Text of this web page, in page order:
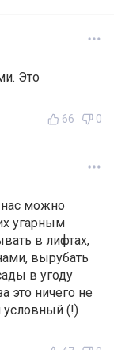
Это
66 0
нас можно
угарным
в лифтах,
вырубать
в угоду
это ничего не
(!)